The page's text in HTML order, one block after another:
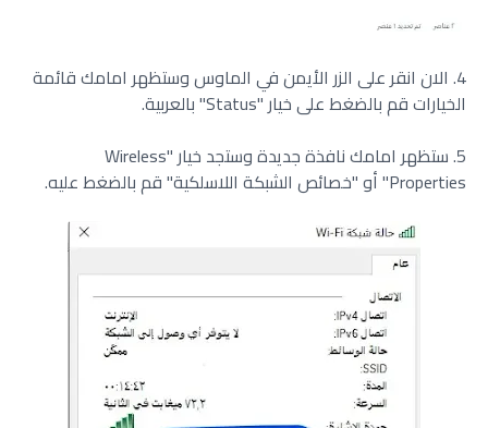
4. الان انقر على الزر الأيمن في الماوس وستظهر امامك قائمة
الخيارات قم بالضغط على خيار "Status" بالعربية.
5. ستظهر امامك نافذة جديدة وستجد خيار "Wireless
Properties" أو "خصائص الشبكة اللاسلكية" قم بالضغط عليه.